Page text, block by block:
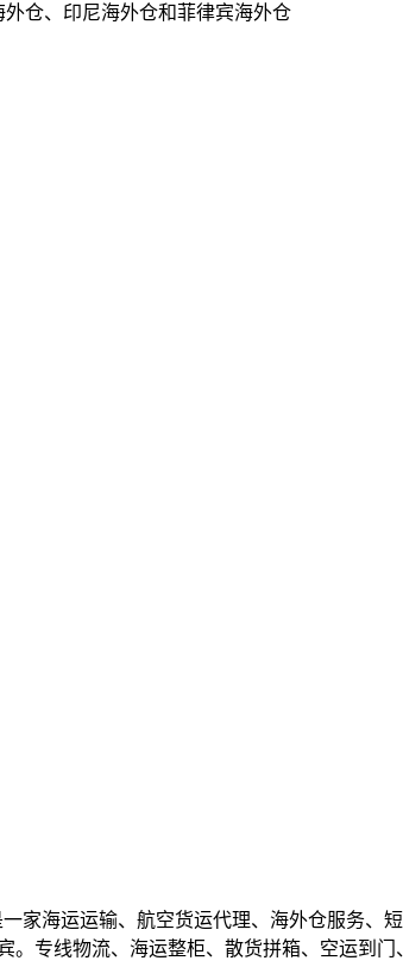
仓、印尼海外仓和菲律宾海外仓
家海运运输、航空货运代理、海外仓服务、
专线物流、海运整柜、散货拼箱、空运到